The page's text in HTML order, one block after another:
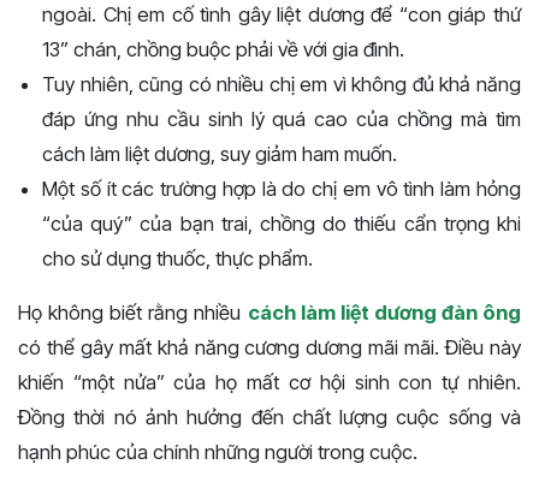
ngoài. Chị em cố tình gây liệt dương để “con giáp thứ
13” chán, chồng buộc phải về với gia đình.
Tuy nhiên, cũng có nhiều chị em vì không đủ khả năng
đáp ứng nhu cầu sinh lý quá cao của chồng mà tìm
cách làm liệt dương, suy giảm ham muốn.
Một số ít các trường hợp là do chị em vô tình làm hỏng
“của quý” của bạn trai, chồng do thiếu cẩn trọng khi
cho sử dụng thuốc, thực phẩm.
Họ không biết rằng nhiều cách làm liệt dương đàn ông
có thể gây mất khả năng cương dương mãi mãi. Điều này
khiến “một nửa” của họ mất cơ hội sinh con tự nhiên.
Đồng thời nó ảnh hưởng đến chất lượng cuộc sống và
hạnh phúc của chính những người trong cuộc.